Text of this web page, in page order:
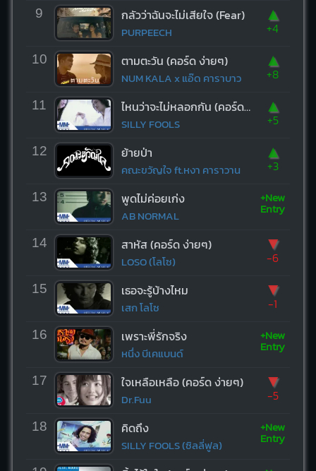
9 กลัวว่าฉันจะไม่เสียใจ (Fear)
PURPEECH
▲
+4
10 ตามตะวัน (คอร์ด ง่ายๆ)
NUM KALA x แอ๊ด คาราบาว
▲
+8
11 ไหนว่าจะไม่หลอกกัน (คอร์ด ง่ายๆ)
SILLY FOOLS
▲
+5
12 ย้ายป่า
คณะขวัญใจ ft.หงา คาราวาน
▲
+3
13 พูดไม่ค่อยเก่ง
AB NORMAL
+New
Entry
14 สาหัส (คอร์ด ง่ายๆ)
LOSO (โลโซ)
▼
-6
15 เธอจะรู้บ้างไหม
เสก โลโซ
▼
-1
16 เพราะพี่รักจริง
หนึ่ง บีเคแบนด์
+New
Entry
17 ใจเหลือเหลือ (คอร์ด ง่ายๆ)
Dr.Fuu
▼
-5
18 คิดถึง
SILLY FOOLS (ซิลลี่ฟูล)
+New
Entry